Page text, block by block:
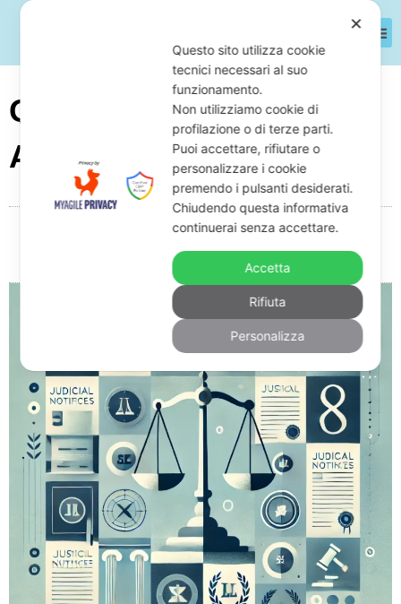
Quando Decade Un
Avviso Bonario?
Giuseppe Monardo Marzo 28, 2025
08:09
Nessun commento
✕
Questo sito utilizza cookie
tecnici necessari al suo
funzionamento.
Non utilizziamo cookie di
profilazione o di terze parti.
Puoi accettare, rifiutare o
personalizzare i cookie
premendo i pulsanti desiderati.
Chiudendo questa informativa
continuerai senza accettare.
Accetta
Rifiuta
Personalizza